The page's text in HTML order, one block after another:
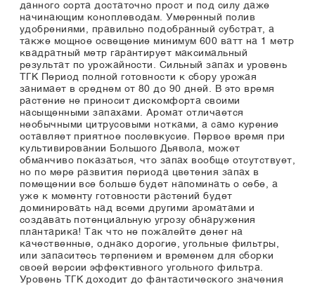
данного сорта достаточно прост и под силу даже
начинающим коноплеводам. Умеренный полив
удобрениями, правильно подобранный субстрат, а
также мощное освещение минимум 600 ватт на 1 метр
квадратный метр гарантирует максимальный
результат по урожайности. Сильный запах и уровень
ТГК Период полной готовности к сбору урожая
занимает в среднем от 80 до 90 дней. В это время
растение не приносит дискомфорта своими
насыщенными запахами. Аромат отличается
необычными цитрусовыми нотками, а само курение
оставляет приятное послевкусие. Первое время при
культивировании Большого Дьявола, может
обманчиво показаться, что запах вообще отсутствует,
но по мере развития периода цветения запах в
помещении все больше будет напоминать о себе, а
уже к моменту готовности растений будет
доминировать над всеми другими ароматами и
создавать потенциальную угрозу обнаружения
плантарика! Так что не пожалейте денег на
качественные, однако дорогие, угольные фильтры,
или запаситесь терпением и временем для сборки
своей версии эффективного угольного фильтра.
Уровень ТГК доходит до фантастического значения